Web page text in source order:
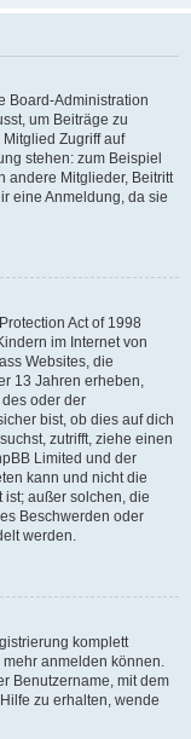
Board-Administration
um Beiträge zu
Zugriff auf
stehen: zum Beispiel
andere Mitglieder, Beitritt
eine Anmeldung, da sie
Act of 1998
im Internet von
Websites, die
13 Jahren erheben,
oder der
bist, ob dies auf dich
zutrifft, ziehe einen
Limited und der
kann und nicht die
außer solchen, die
Beschwerden oder
werden.
komplett
anmelden können.
Benutzername, mit dem
zu erhalten, wende